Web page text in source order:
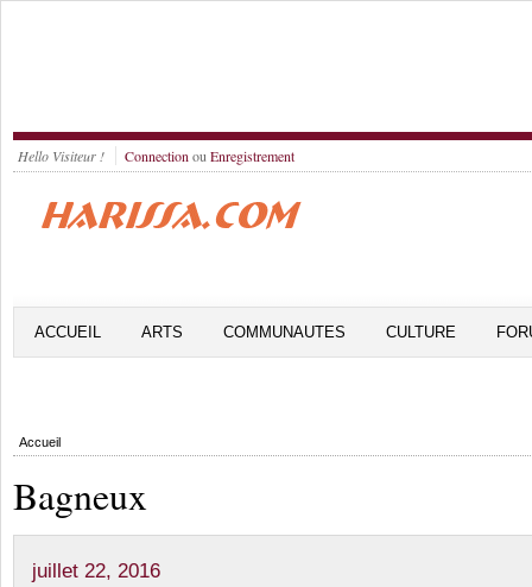
Hello Visiteur ! Connection ou Enregistrement
ACCUEIL ARTS COMMUNAUTES CULTURE
Accueil
Bagneux
juillet 22, 2016